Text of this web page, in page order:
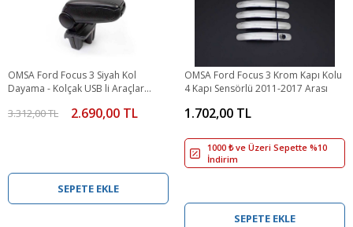
OMSA Ford Focus 3 Siyah Kol
Dayama - Kolçak USB li Araçlar
3.312,00 TL 2.690,00 TL
SEPETE EKLE
OMSA Ford Focus 3 Krom Kapı Kolu
4 Kapı Sensörlü 2011-2017 Arası
1.702,00 TL
1000 ₺ ve Üzeri Sepette %10
İndirim
SEPETE EKLE